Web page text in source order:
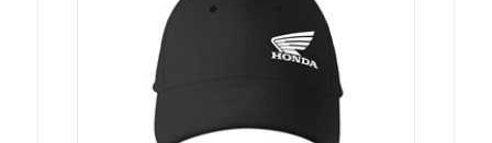
پارچه پنبه ای استفاده‌شده در تیشرت پنبه ای مشکی موتور
BMW M1000RR باعث گردش مناسب هوا می‌شود و در طول
روز احساس سنگینی یا گرمای آزاردهنده ایجاد نمی‌کند. الیاف
طبیعی پنبه در کنار دوخت تمیز، باعث شده فرم لباس بعد از
استفاده مداوم نیز حفظ شود. یقه گرد کشباف به‌خوبی روی
گردن می‌نشیند و در اثر شستشو تغییر شکل نمی‌دهد. چاپ